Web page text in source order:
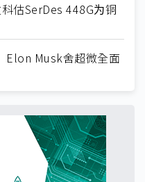
估SerDes 448G为铜
Musk舍超微全面